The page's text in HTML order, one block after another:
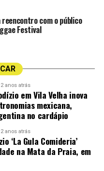
de Saramago, o
entre a obra literária e
amplia o
as fronteiras entre
narrativa e
Ensaio Sobre a
21 de junho (domingo)
Sesc Glória
(domingo)
reencontro com o público
Festival
2 anos atrás
em Vila Velha inova
mexicana,
no cardápio
2 anos atrás
‘La Gula Comideria’
na Mata da Praia, em